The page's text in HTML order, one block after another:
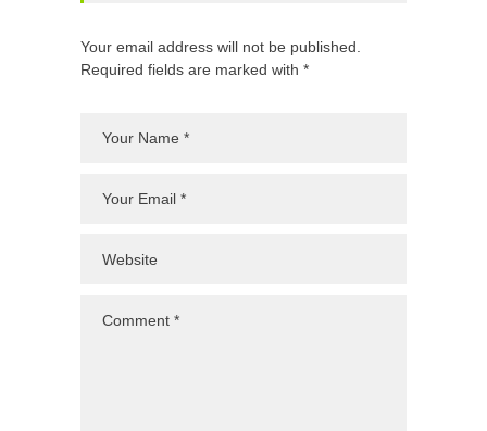
Your email address will not be published.
Required fields are marked with *